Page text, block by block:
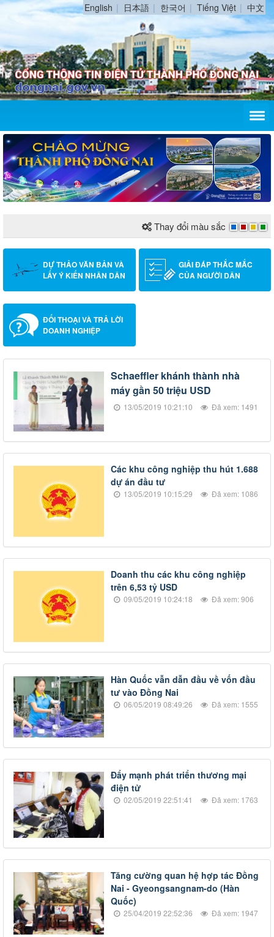
English 日本語 한국어 Tiếng Việt 中文
Thay đổi màu sắc
DỰ THẢO VĂN BẢN VÀ
LẤY Ý KIẾN NHÂN DÂN
GIẢI ĐÁP THẮC MẮC
CỦA NGƯỜI DÂN
ĐỐI THOẠI VÀ TRẢ LỜI
DOANH NGHIỆP
​Schaeffler khánh thành nhà
máy gần 50 triệu USD
13/05/2019 10:21:10 Đã xem: 1491
​Các khu công nghiệp thu hút 1.688
dự án đầu tư
13/05/2019 10:15:29 Đã xem: 1086
​Doanh thu các khu công nghiệp
trên 6,53 tỷ USD
09/05/2019 10:24:18 Đã xem: 906
​Hàn Quốc vẫn dẫn đầu về vốn đầu
tư vào Đồng Nai
06/05/2019 08:49:26 Đã xem: 1555
Đẩy mạnh phát triển thương mại
điện tử
02/05/2019 22:51:41 Đã xem: 1763
Tăng cường quan hệ hợp tác Đồng
Nai - Gyeongsangnam-do (Hàn
Quốc)
25/04/2019 22:52:36 Đã xem: 1947